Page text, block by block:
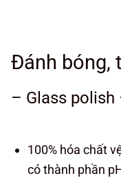
Đánh bóng,
– Glass polish
100% hóa chất
có thành phần